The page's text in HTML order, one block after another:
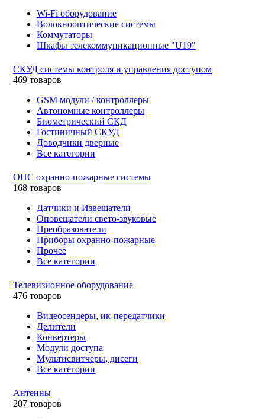
Wi-Fi оборудование
Волокнооптические системы
Коммутаторы
Шкафы телекоммуникационные "U19"
СКУД системы контроля и управления доступом
469 товаров
GSM модули / контроллеры
Автономные контроллеры
Биометрический СКД
Гостиничный СКУД
Доводчики дверные
Все категории
ОПС охранно-пожарные системы
168 товаров
Датчики и Извещатели
Оповещатели свето-звуковые
Преобразователи
Приборы охранно-пожарные
Прочее
Все категории
Телевизионное оборудование
476 товаров
Видеосендеры, ик-передатчики
Делители
Конвертеры
Модули доступа
Мультисвитчеры, дисеги
Все категории
Антенны
207 товаров